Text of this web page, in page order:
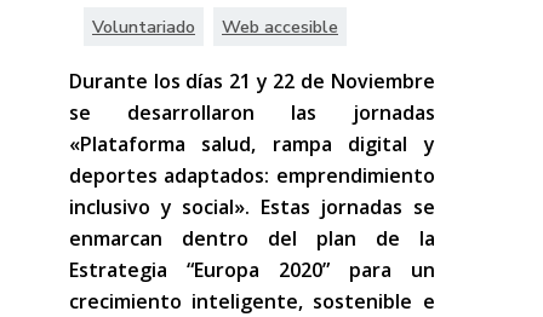
Voluntariado Web accesible
Durante los días 21 y 22 de Noviembre
se desarrollaron las jornadas
«Plataforma salud, rampa digital y
deportes adaptados: emprendimiento
inclusivo y social». Estas jornadas se
enmarcan dentro del plan de la
Estrategia “Europa 2020” para un
crecimiento inteligente, sostenible e